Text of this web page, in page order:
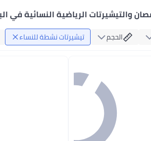
والتيشيرتات الرياضية النسائية في
الحجم تيشيرتات نشطة للنساء